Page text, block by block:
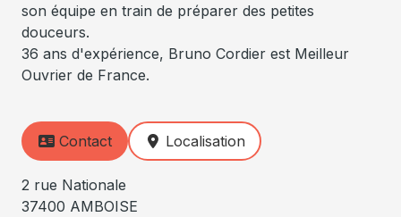
son équipe en train de préparer des petites
douceurs.
36 ans d'expérience, Bruno Cordier est Meilleur
Ouvrier de France.
Contact Localisation
2 rue Nationale
37400 AMBOISE